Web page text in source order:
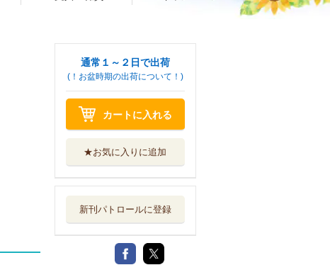
通常１～２日で出荷
(！お盆時期の出荷について！)
カートに入れる
★お気に入りに追加
新刊パトロールに登録